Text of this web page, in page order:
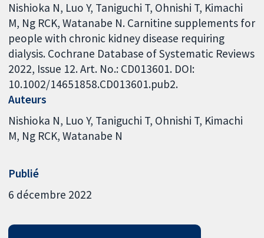
Nishioka N, Luo Y, Taniguchi T, Ohnishi T, Kimachi
M, Ng RCK, Watanabe N. Carnitine supplements for
people with chronic kidney disease requiring
dialysis. Cochrane Database of Systematic Reviews
2022, Issue 12. Art. No.: CD013601. DOI:
10.1002/14651858.CD013601.pub2.
Auteurs
Nishioka N Luo Y Taniguchi T Ohnishi T Kimachi
M Ng RCK Watanabe N
Publié
6 décembre 2022